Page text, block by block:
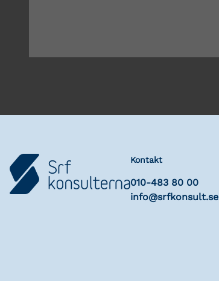
Kontakt
010-483 80 00
info@srfkonsult.se